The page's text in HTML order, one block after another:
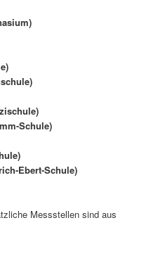
Schule)
Ebert-Schule)
Messstellen sind aus